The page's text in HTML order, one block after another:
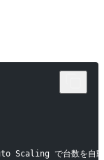
Scaling で台数を自動